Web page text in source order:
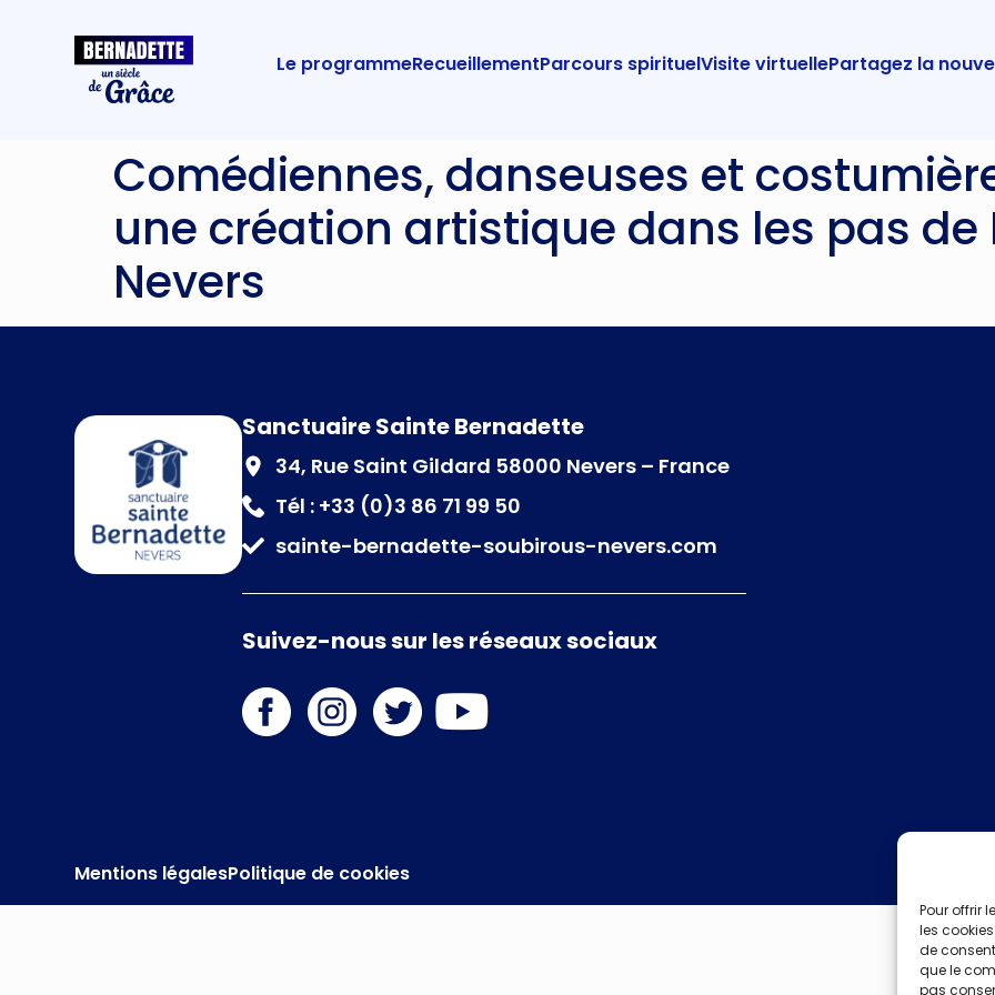
Pour offrir
les
de
que le
pas
Le programmeRecueillementParcours spirituelVisite virtuellePartagez la
Comédiennes, danseuses et
une création artistique dans les pas de
Nevers
Sanctuaire Sainte Bernadette
34, Rue Saint Gildard 58000 Nevers – France
Tél : +33 (0)3 86 71 99 50
sainte-bernadette-soubirous-nevers.com
Suivez-nous sur les réseaux sociaux
Mentions légalesPolitique de cookies